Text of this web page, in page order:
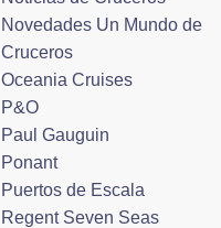
Novedades Un Mundo de
Cruceros
Oceania Cruises
P&O
Paul Gauguin
Ponant
Puertos de Escala
Regent Seven Seas